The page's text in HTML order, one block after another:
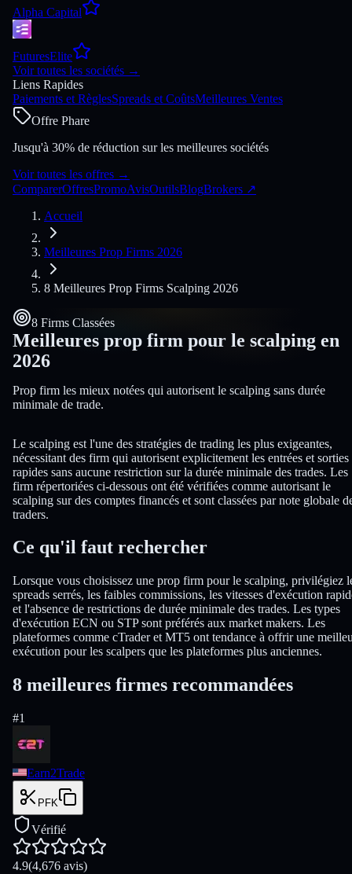
Alpha Capital
FuturesElite
Voir toutes les sociétés →
Liens Rapides
Paiements et RèglesSpreads et CoûtsMeilleures Ventes
Offre Phare
Jusqu'à 30% de réduction sur les meilleures sociétés
Voir toutes les offres →
ComparerOffresPromoAvisOutilsBlogBrokers ↗
Accueil
Meilleures Prop Firms 2026
8 Meilleures Prop Firms Scalping 2026
8 Firms Classées
Meilleures prop firm pour le scalping en
2026
Prop firm les mieux notées qui autorisent le scalping sans durée
minimale de trade.
Le scalping est l'une des stratégies de trading les plus exigeantes,
nécessitant des firm qui autorisent explicitement les entrées et sorties
rapides sans aucune restriction sur la durée minimale des trades. Les
firm répertoriées ci-dessous ont été vérifiées comme autorisant le
scalping sur des comptes financés et sont classées par note globale
traders.
Ce qu'il faut rechercher
Lorsque vous choisissez une prop firm pour le scalping, privilégiez
spreads serrés, les faibles commissions, les vitesses d'exécution
et l'absence de restrictions de durée minimale des trades. Les types
d'exécution ECN ou STP sont préférés aux market makers. Les
plateformes comme cTrader et MT5 ont tendance à offrir une
exécution pour les scalpers que les plateformes plus anciennes.
8 meilleures firmes recommandées
#1
Earn2Trade
PFK
Vérifié
4.9(4,676 avis)